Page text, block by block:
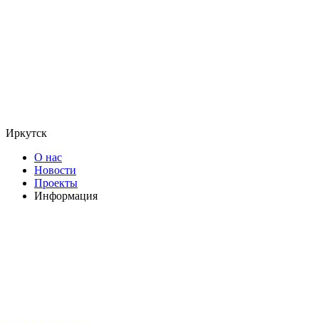
Иркутск
О нас
Новости
Проекты
Информация